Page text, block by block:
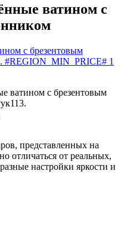
ватином с
представленных на
отличаться от реальных,
настройки яркости и